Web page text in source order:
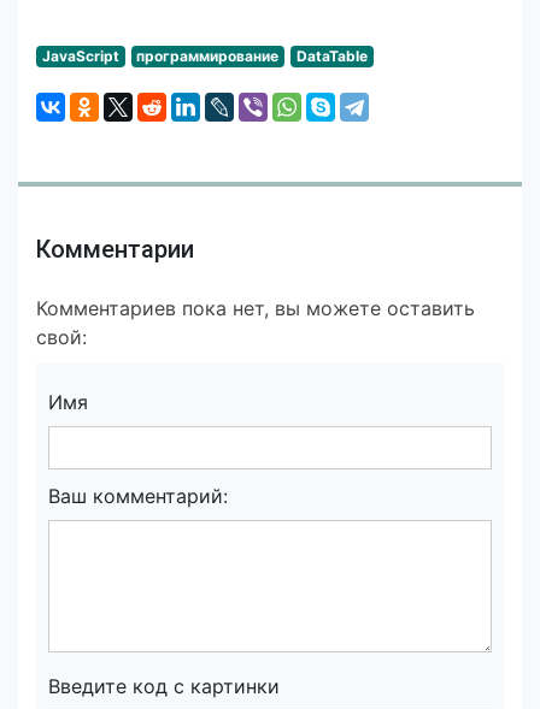
JavaScript программирование DataTable
Комментарии
Комментариев пока нет, вы можете оставить
свой:
Имя
Ваш комментарий:
Введите код с картинки